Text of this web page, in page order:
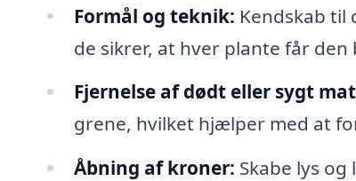
Formål og teknik: Kendskab til
de sikrer, at hver plante får
Fjernelse af dødt eller sygt
grene, hvilket hjælper med at
Åbning af kroner: Skabe lys